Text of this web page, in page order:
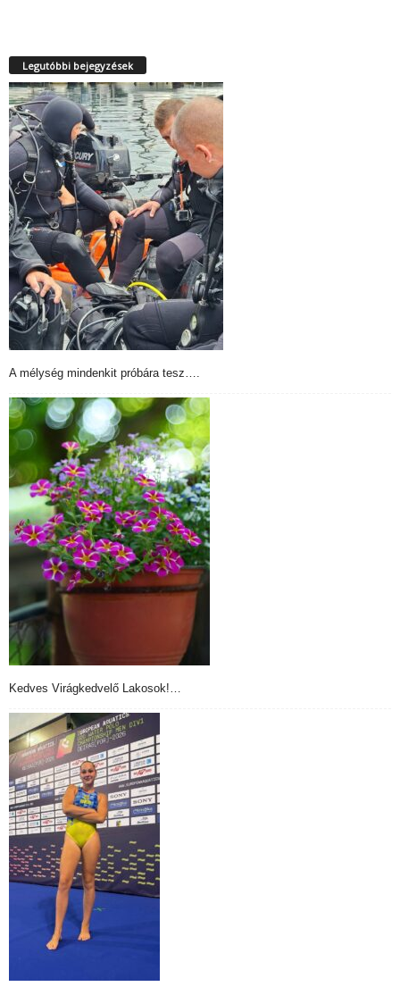
Legutóbbi bejegyzések
A mélység mindenkit próbára tesz….
Kedves Virágkedvelő Lakosok!…